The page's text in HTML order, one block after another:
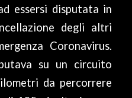
essersi disputata in
degli altri
Coronavirus.
su un circuito
da percorrere